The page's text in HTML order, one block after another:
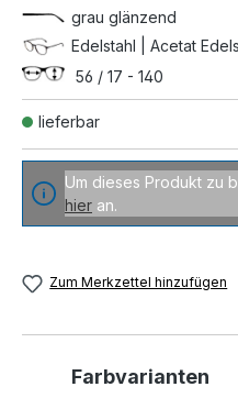
lieferbar
grau glänzend
Edelstahl | Acetat
56 / 17 - 140
Um dieses Produkt zu
hier an.
Zum Merkzettel hinzufügen
Produktgalerie
Farbvarianten